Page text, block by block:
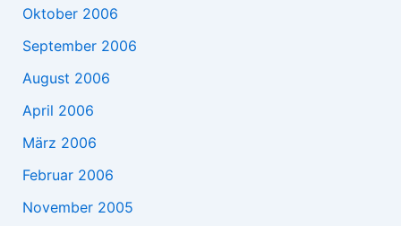
Oktober 2006
September 2006
August 2006
April 2006
März 2006
Februar 2006
November 2005